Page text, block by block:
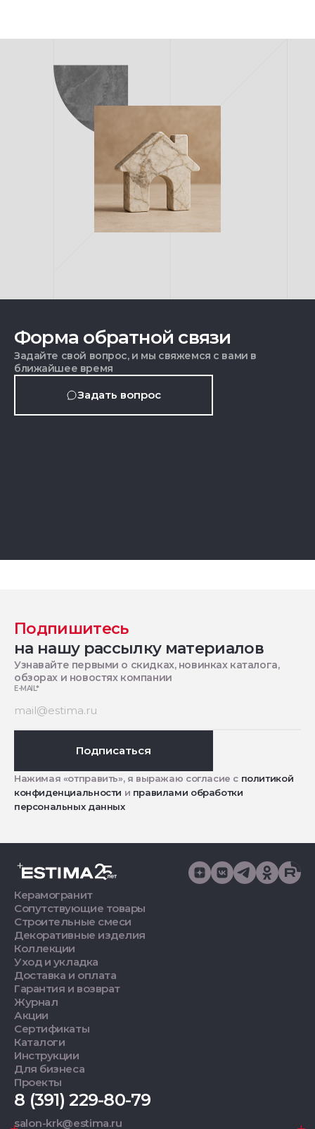
Форма обратной связи
Задайте свой вопрос, и мы свяжемся с вами в
ближайшее время
Задать вопрос
Подпишитесь
на нашу рассылку материалов
Узнавайте первыми о скидках, новинках каталога,
обзорах и новостях компании
E-MAIL*
Подписаться
Нажимая «отправить», я выражаю согласие с политикой
конфиденциальности и правилами обработки
персональных данных
Керамогранит
Сопутствующие товары
Строительные смеси
Декоративные изделия
Коллекции
Уход и укладка
Доставка и оплата
Гарантия и возврат
Журнал
Акции
Сертификаты
Каталоги
Инструкции
Для бизнеса
Проекты
8 (391) 229-80-79
salon-krk@estima.ru